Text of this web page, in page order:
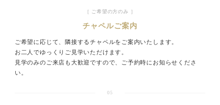
［ ご希望の方のみ ］
チャペルご案内
ご希望に応じて、隣接するチャペルをご案内いたします。
お二人でゆっくりご見学いただけます。
見学のみのご来店も大歓迎ですので、ご予約時にお知らせくださ
い。
05